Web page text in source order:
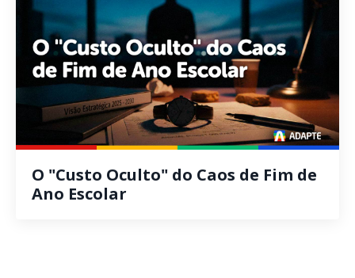
O "Custo Oculto" do Caos de Fim de
Ano Escolar